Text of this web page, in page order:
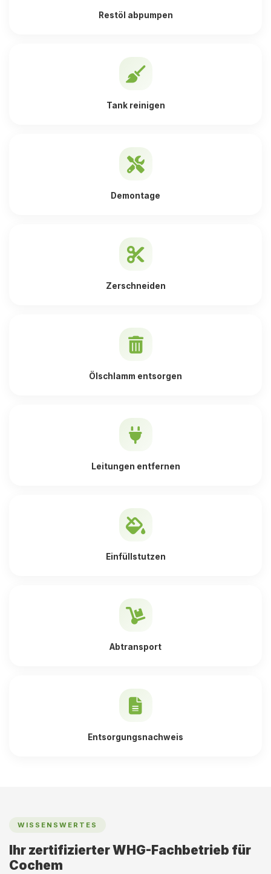
Restöl abpumpen
Tank reinigen
Demontage
Zerschneiden
Ölschlamm entsorgen
Leitungen entfernen
Einfüllstutzen
Abtransport
Entsorgungsnachweis
WISSENSWERTES
Ihr zertifizierter WHG-Fachbetrieb für
Cochem